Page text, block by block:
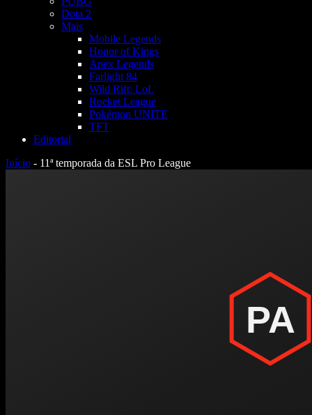
Dota 2
Mais
Mobile Legends
Honor of Kings
Apex Legends
Farlight 84
Wild Rift: LoL
Rocket League
Pokémon UNITE
TFT
Editorial
Início - 11ª temporada da ESL Pro League